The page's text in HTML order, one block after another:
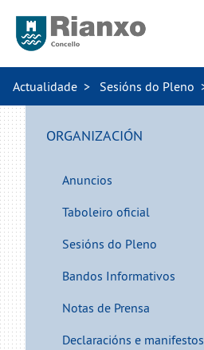
Actualidade Sesións do Pleno
ORGANIZACIÓN
Anuncios
Taboleiro oficial
Sesións do Pleno
Bandos Informativos
Notas de Prensa
Declaracións e manifestos